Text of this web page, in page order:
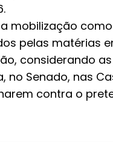
mobilização
pelas matérias
considerando
Senado, nas
contra o